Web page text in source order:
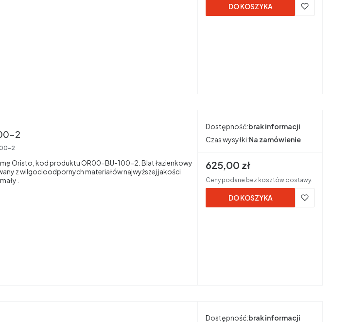
DO KOSZYKA
100-2
2
Oristo, kod produktu OR00-BU-100-2. Blat łazienkowy
z wilgocioodpornych materiałów najwyższej jakości
.
Dostępność:brak informacji
Czas wysyłki:Na zamówienie
Cena brutto
625,00 zł
Ceny podane bez kosztów dostawy.
DO KOSZYKA
Dostępność:brak informacji